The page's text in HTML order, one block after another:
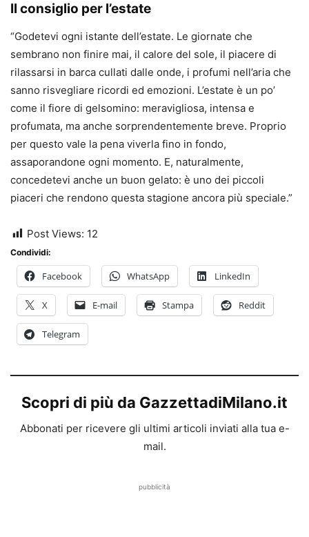
Il consiglio per l’estate
“Godetevi ogni istante dell’estate. Le giornate che
sembrano non finire mai, il calore del sole, il piacere di
rilassarsi in barca cullati dalle onde, i profumi nell’aria che
sanno risvegliare ricordi ed emozioni. L’estate è un po’
come il fiore di gelsomino: meravigliosa, intensa e
profumata, ma anche sorprendentemente breve. Proprio
per questo vale la pena viverla fino in fondo,
assaporandone ogni momento. E, naturalmente,
concedetevi anche un buon gelato: è uno dei piccoli
piaceri che rendono questa stagione ancora più speciale.”
Post Views: 12
Condividi:
Facebook WhatsApp LinkedIn
X E-mail Stampa Reddit
Telegram
Scopri di più da GazzettadiMilano.it
Abbonati per ricevere gli ultimi articoli inviati alla tua e-
mail.
pubblicità